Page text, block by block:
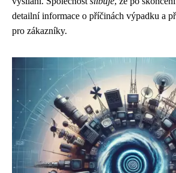
detailní informace o příčinách výpadku a
pro zákazníky.